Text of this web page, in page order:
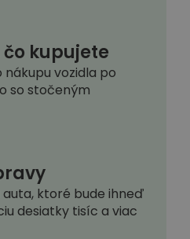
kupujete
nákupu vozidla po
so stočeným
ktoré bude ihneď
desiatky tisíc a viac